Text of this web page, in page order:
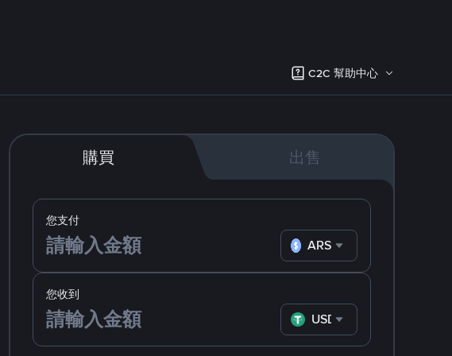
C2C 幫助中心
購買 出售
您支付
ARS
您收到
USDT